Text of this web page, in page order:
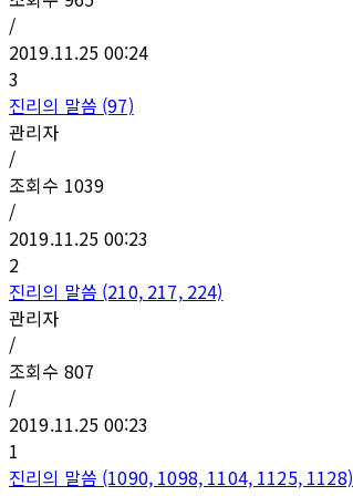
/
2019.11.25 00:24
3
진리의 말씀 (97)
관리자
/
조회수 1039
/
2019.11.25 00:23
2
진리의 말씀 (210, 217, 224)
관리자
/
조회수 807
/
2019.11.25 00:23
1
진리의 말씀 (1090, 1098, 1104, 1125, 1128)